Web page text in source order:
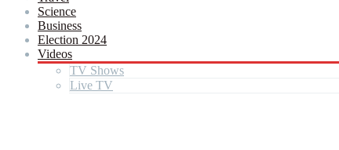
Science
Business
Election 2024
Videos
TV Shows
Live TV